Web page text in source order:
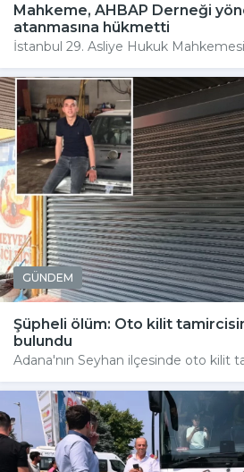
Mahkeme, AHBAP Derneği
atanmasına hükmetti
İstanbul 29. Asliye Hukuk
GÜNDEM
Şüpheli ölüm: Oto kilit
bulundu
Adana'nın Seyhan ilçesinde oto kilit